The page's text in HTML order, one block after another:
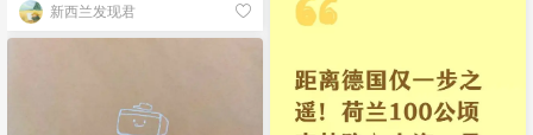
新西兰发现君